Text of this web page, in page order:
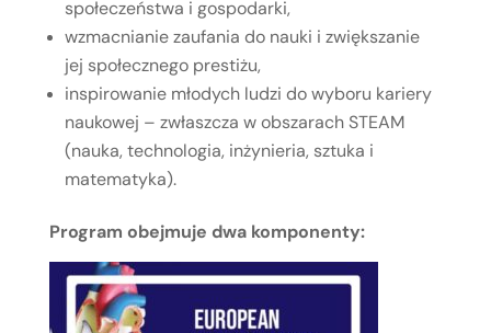
społeczeństwa i gospodarki,
wzmacnianie zaufania do nauki i zwiększanie
jej społecznego prestiżu,
inspirowanie młodych ludzi do wyboru kariery
naukowej – zwłaszcza w obszarach STEAM
(nauka, technologia, inżynieria, sztuka i
matematyka).
Program obejmuje dwa komponenty: